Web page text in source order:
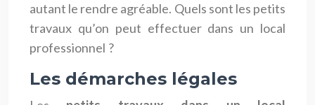
autant le rendre agréable. Quels sont les petits
travaux qu’on peut effectuer dans un local
professionnel ?
Les démarches légales